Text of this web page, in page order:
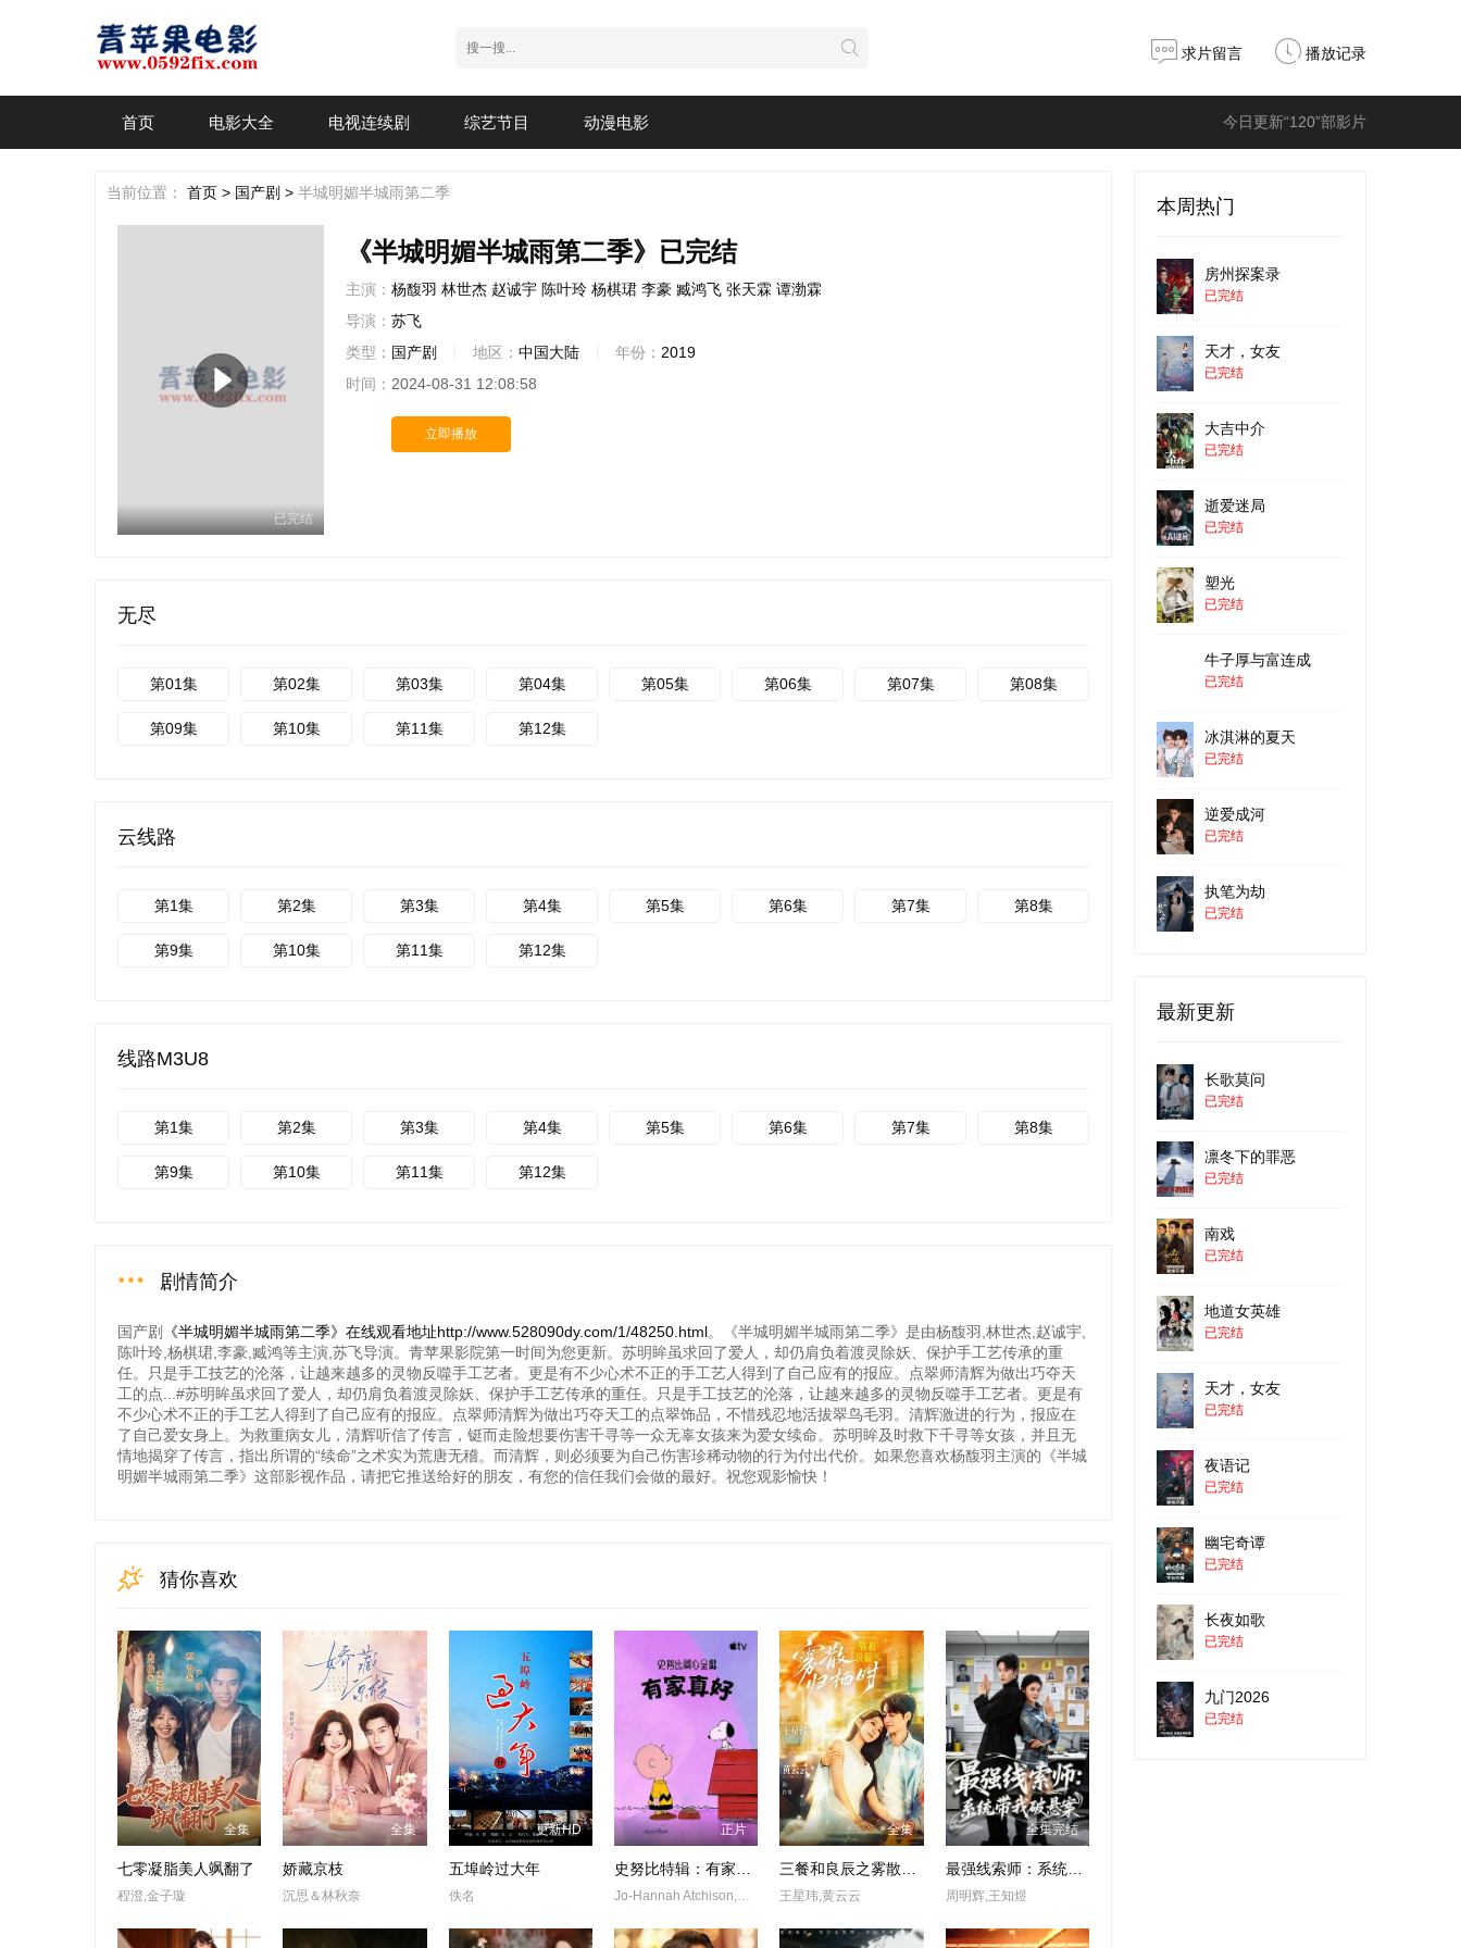
求片留言 播放记录
今日更新“120”部影片
首页 电影大全 电视连续剧 综艺节目 动漫电影
当前位置： 首页 > 国产剧 > 半城明媚半城雨第二季
已完结
《半城明媚半城雨第二季》已完结
主演： 杨馥羽 林世杰 赵诚宇 陈叶玲 杨棋珺 李豪 臧鸿飞 张天霖 谭渤霖
导演： 苏飞
类型： 国产剧 地区： 中国大陆 年份： 2019
时间： 2024-08-31 12:08:58
立即播放
无尽
第01集 第02集 第03集 第04集 第05集 第06集 第07集 第08集
第09集 第10集 第11集 第12集
云线路
第1集 第2集 第3集 第4集 第5集 第6集 第7集 第8集
第9集 第10集 第11集 第12集
线路M3U8
第1集 第2集 第3集 第4集 第5集 第6集 第7集 第8集
第9集 第10集 第11集 第12集
剧情简介
国产剧 《半城明媚半城雨第二季》在线观看地址http://www.528090dy.com/1/48250.html。《半城明媚半城雨第二季》是由杨馥羽,林世杰,赵诚宇,
陈叶玲,杨棋珺,李豪,臧鸿等主演,苏飞导演。青苹果影院第一时间为您更新。苏明眸虽求回了爱人，却仍肩负着渡灵除妖、保护手工艺传承的重
任。只是手工技艺的沦落，让越来越多的灵物反噬手工艺者。更是有不少心术不正的手工艺人得到了自己应有的报应。点翠师清辉为做出巧夺天
工的点...#苏明眸虽求回了爱人，却仍肩负着渡灵除妖、保护手工艺传承的重任。只是手工技艺的沦落，让越来越多的灵物反噬手工艺者。更是有
不少心术不正的手工艺人得到了自己应有的报应。点翠师清辉为做出巧夺天工的点翠饰品，不惜残忍地活拔翠鸟毛羽。清辉激进的行为，报应在
了自己爱女身上。为救重病女儿，清辉听信了传言，铤而走险想要伤害千寻等一众无辜女孩来为爱女续命。苏明眸及时救下千寻等女孩，并且无
情地揭穿了传言，指出所谓的“续命”之术实为荒唐无稽。而清辉，则必须要为自己伤害珍稀动物的行为付出代价。如果您喜欢杨馥羽主演的《半城
明媚半城雨第二季》这部影视作品，请把它推送给好的朋友，有您的信任我们会做的最好。祝您观影愉快！
猜你喜欢
全集
七零凝脂美人飒翻了
程澄,金子璇
全集
娇藏京枝
沉思＆林秋奈
更新HD
五埠岭过大年
佚名
正片
史努比特辑：有家真好
Jo-Hannah Atchison,Enzo Bezzina
全集
三餐和良辰之雾散归栖时
王星玮,黄云云
全集完结
最强线索师：系统带我破悬案
周明辉,王知煜
本周热门
房州探案录
已完结
天才，女友
已完结
大吉中介
已完结
逝爱迷局
已完结
塑光
已完结
牛子厚与富连成
已完结
冰淇淋的夏天
已完结
逆爱成河
已完结
执笔为劫
已完结
最新更新
长歌莫问
已完结
凛冬下的罪恶
已完结
南戏
已完结
地道女英雄
已完结
天才，女友
已完结
夜语记
已完结
幽宅奇谭
已完结
长夜如歌
已完结
九门2026
已完结